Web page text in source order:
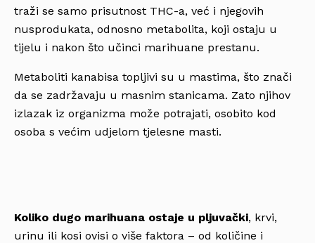
traži se samo prisutnost THC-a, već i njegovih
nusprodukata, odnosno metabolita, koji ostaju u
tijelu i nakon što učinci marihuane prestanu.
Metaboliti kanabisa topljivi su u mastima, što znači
da se zadržavaju u masnim stanicama. Zato njihov
izlazak iz organizma može potrajati, osobito kod
osoba s većim udjelom tjelesne masti.
Koliko dugo marihuana ostaje u pljuvački, krvi,
urinu ili kosi ovisi o više faktora – od količine i